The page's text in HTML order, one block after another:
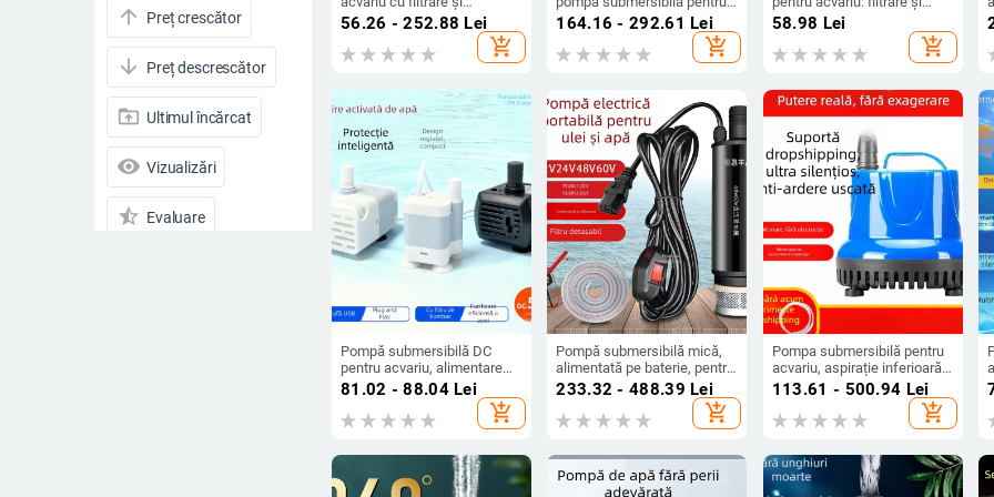
arrow_upward Preț crescător
arrow_downward Preț descrescător
drive_folder_upload Ultimul încărcat
visibility Vizualizări
star_half Evaluare
circulație, pompă de apă
mică
56.26 - 252.88 Lei
add_shopping_cart
acvariu, cu capac protector
anti-suction pentru pești,
pompă pentru schimbarea
apei și circulație, pompă de
164.16 - 292.61 Lei
add_shopping_cart
circulație a apei, pompă de
fântână cu debit mare,
pompă de apă micro pentru
58.98 Lei
add_shopping_cart
Pompă submersibilă DC
pentru acvariu, alimentare
USB, mică, silențioasă, cu
filtrare și circulație a apei,
aspirație laterală
81.02 - 88.04Lei
add_shopping_cart
Pompă submersibilă mică,
alimentată pe baterie, pentru
udare casnică și grădină
233.32 - 488.39 Lei
add_shopping_cart
Pompa submersibilă pentru
acvariu, aspirație inferioară,
circulație și filtrare a apei
113.61 - 500.94 Lei
add_shopping_cart